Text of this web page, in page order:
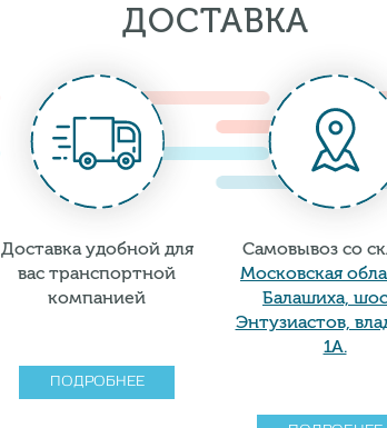
ДОСТАВКА
Доставка удобной для
вас транспортной
компанией
ПОДРОБНЕЕ
Самовывоз со
Московская
Балашиха,
Энтузиастов,
1А.